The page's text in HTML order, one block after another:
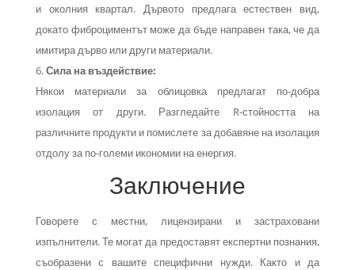
и околния квартал. Дървото предлага естествен вид,
докато фиброциментът може да бъде направен така, че да
имитира дърво или други материали.
Сила на въздействие:
Някои материали за облицовка предлагат по-добра
изолация от други. Разгледайте R-стойността на
различните продукти и помислете за добавяне на изолация
отдолу за по-големи икономии на енергия.
Заключение
Говорете с местни, лицензирани и застраховани
изпълнители. Те могат да предоставят експертни познания,
съобразени с вашите специфични нужди. Както и да